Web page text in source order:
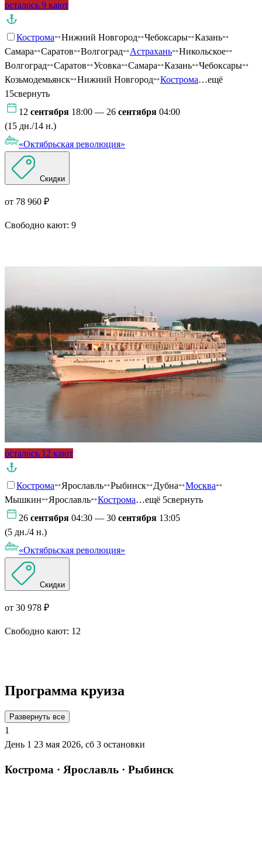
осталось 9 кают
Кострома Нижний Новгород Чебоксары
Казань
Самара
Саратов Волгоград Астрахань
Никольское
Волгоград
Саратов Усовка Самара Казань
Чебоксары
Козьмодемьянск
Нижний Новгород Кострома…ещё
15свернуть
12 сентября 18:00 — 26 сентября 04:00
(15 дн./14 н.)
«Октябрьская революция»
Скидки
от 78 960 ₽
Свободно кают: 9
осталось 12 кают
Кострома Ярославль Рыбинск Дубна
Москва
Мышкин
Ярославль Кострома…ещё 5свернуть
26 сентября 04:30 — 30 сентября 13:05
(5 дн./4 н.)
«Октябрьская революция»
Скидки
от 30 978 ₽
Свободно кают: 12
Программа круиза
Развернуть все
1
День 1 23 мая 2026, сб 3 остановки
Кострома · Ярославль · Рыбинск